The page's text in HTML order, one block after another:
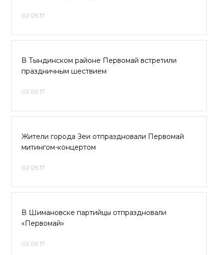
02.05.17
В Тындинском районе Первомай встретили
праздничным шествием
02.05.17
Жители города Зеи отпраздновали Первомай
митингом-концертом
02.05.17
В Шимановске партийцы отпраздновали
«Первомай»
02.05.17